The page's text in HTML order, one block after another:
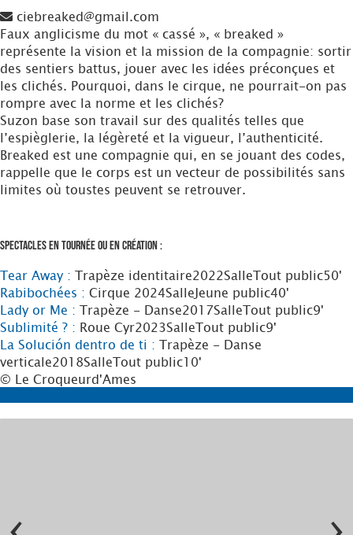
ciebreaked@gmail.com
Faux anglicisme du mot « cassé », « breaked »
représente la vision et la mission de la compagnie: sortir
des sentiers battus, jouer avec les idées préconçues et
les clichés. Pourquoi, dans le cirque, ne pourrait-on pas
rompre avec la norme et les clichés?
Suzon base son travail sur des qualités telles que
l’espièglerie, la légèreté et la vigueur, l’authenticité.
Breaked est une compagnie qui, en se jouant des codes,
rappelle que le corps est un vecteur de possibilités sans
limites où toustes peuvent se retrouver.
Spectacles en tournée ou en création :
Tear Away : Trapèze identitaire2022SalleTout public50'
Rabibochées : Cirque 2024SalleJeune public40'
Lady or Me : Trapèze - Danse2017SalleTout public9'
Sublimité ? : Roue Cyr2023SalleTout public9'
La Solución dentro de ti : Trapèze - Danse
verticale2018SalleTout public10'
© Le Croqueurd'Ames